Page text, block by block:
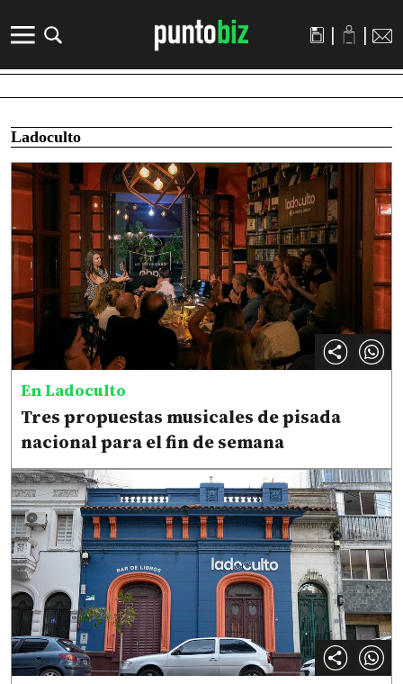
| |
Ladoculto
En Ladoculto
Tres propuestas musicales de pisada
nacional para el fin de semana